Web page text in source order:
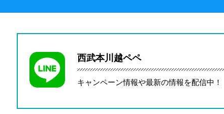
西武本川越ペペ
キャンペーン情報や最新の情報を配信中！